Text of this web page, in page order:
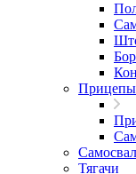
Прицепы
Тягачи